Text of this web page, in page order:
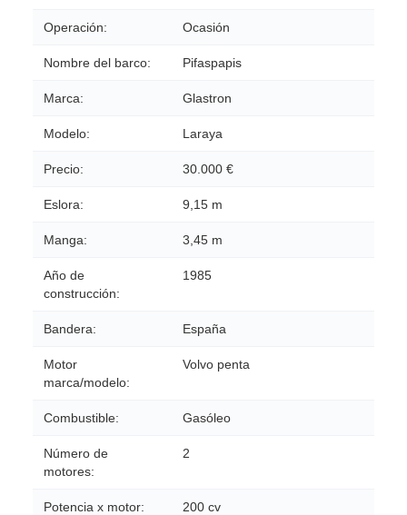
Operación: Ocasión
Nombre del barco: Pifaspapis
Marca: Glastron
Modelo: Laraya
Precio: 30.000 €
Eslora: 9,15 m
Manga: 3,45 m
Año de
construcción:
1985
Bandera: España
Motor
marca/modelo:
Volvo penta
Combustible: Gasóleo
Número de
motores:
2
Potencia x motor: 200 cv